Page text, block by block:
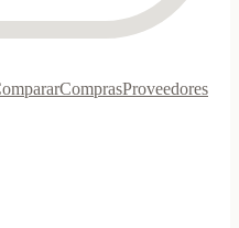
ComprasProveedores